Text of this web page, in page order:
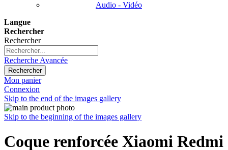
Audio - Vidéo
Langue
Rechercher
Rechercher
Recherche Avancée
Rechercher
Mon panier
Connexion
Skip to the end of the images gallery
Skip to the beginning of the images gallery
Coque renforcée Xiaomi Redmi